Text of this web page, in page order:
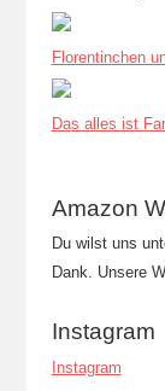
Florentinchen
Das alles ist
Amazon
Du wilst uns
Dank. Unsere
Instagram
Instagram